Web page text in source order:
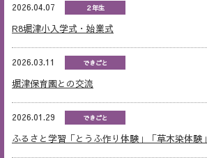
2026.04.07 ２年生
R8堀津小入学式・始業式
2026.03.11 できごと
堀津保育園との交流
2026.01.29 できごと
ふるさと学習「とうふ作り体験」「草木染体験」